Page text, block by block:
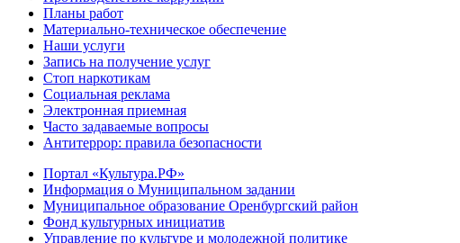
Планы работ
Материально-техническое обеспечение
Наши услуги
Запись на получение услуг
Стоп наркотикам
Социальная реклама
Электронная приемная
Часто задаваемые вопросы
Антитеррор: правила безопасности
Портал «Культура.РФ»
Информация о Муниципальном задании
Муниципальное образование Оренбургский район
Фонд культурных инициатив
Управление по культуре и молодежной политике